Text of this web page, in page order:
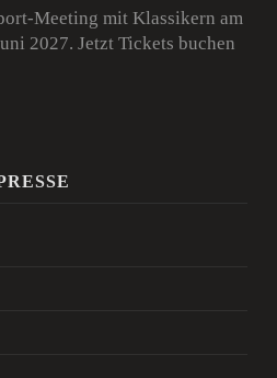
Meeting mit Klassikern am
2027. Jetzt Tickets buchen